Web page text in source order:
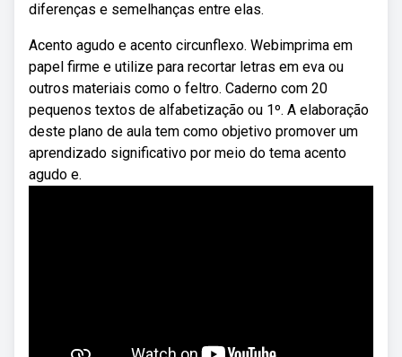
diferenças e semelhanças entre elas.
Acento agudo e acento circunflexo. Webimprima em
papel firme e utilize para recortar letras em eva ou
outros materiais como o feltro. Caderno com 20
pequenos textos de alfabetização ou 1º. A elaboração
deste plano de aula tem como objetivo promover um
aprendizado significativo por meio do tema acento
agudo e.